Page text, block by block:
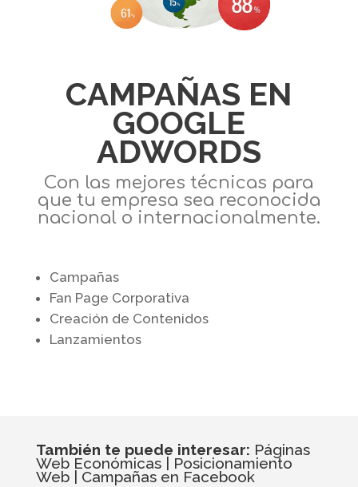
CAMPAÑAS EN
GOOGLE
ADWORDS
Con las mejores técnicas para
que tu empresa sea reconocida
nacional o internacionalmente.
Campañas
Fan Page Corporativa
Creación de Contenidos
Lanzamientos
También te puede interesar: Páginas
Web Económicas| Posicionamiento
Web| Campañas en Facebook